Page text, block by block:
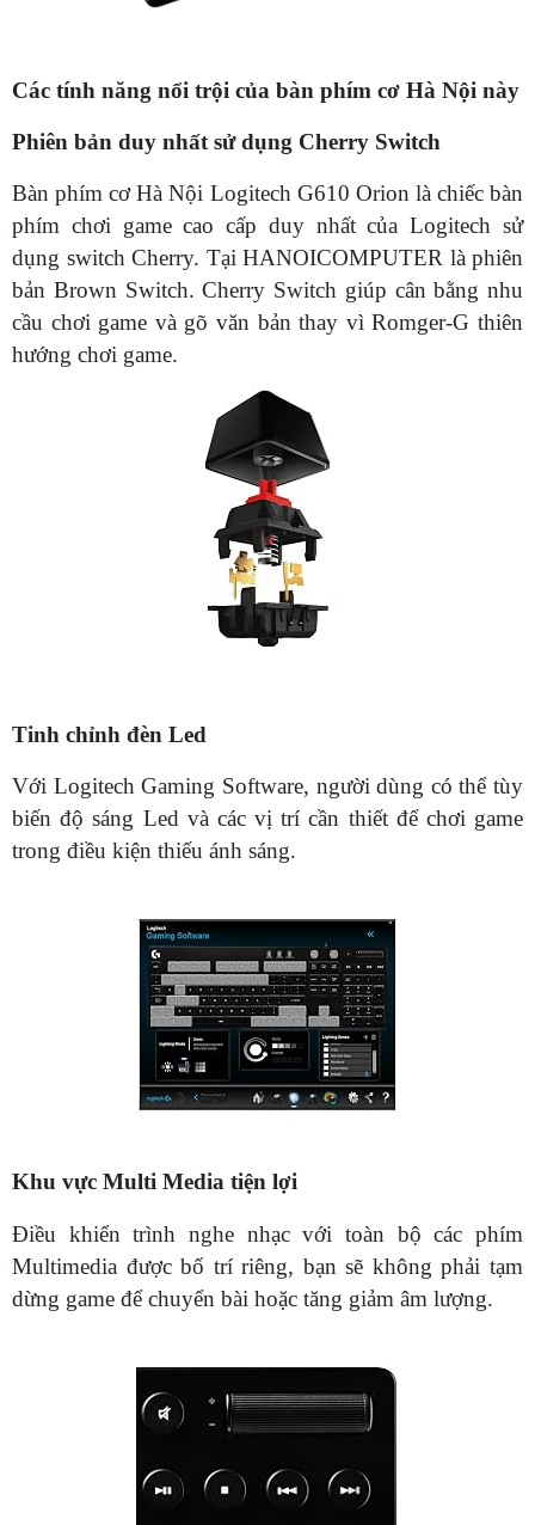
Các tính năng nổi trội của bàn phím cơ Hà Nội này
Phiên bản duy nhất sử dụng Cherry Switch
Bàn phím cơ Hà Nội Logitech G610 Orion là chiếc bàn
phím chơi game cao cấp duy nhất của Logitech sử
dụng switch Cherry. Tại HANOICOMPUTER là phiên
bản Brown Switch. Cherry Switch giúp cân bằng nhu
cầu chơi game và gõ văn bản thay vì Romger-G thiên
hướng chơi game.
Tinh chỉnh đèn Led
Với Logitech Gaming Software, người dùng có thể tùy
biến độ sáng Led và các vị trí cần thiết để chơi game
trong điều kiện thiếu ánh sáng.
Khu vực Multi Media tiện lợi
Điều khiển trình nghe nhạc với toàn bộ các phím
Multimedia được bố trí riêng, bạn sẽ không phải tạm
dừng game để chuyển bài hoặc tăng giảm âm lượng.